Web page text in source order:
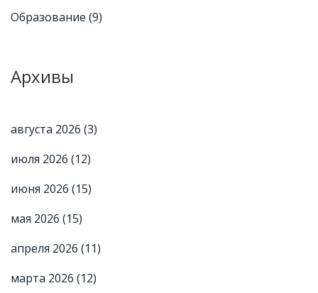
Образование (9)
Архивы
августа 2026 (3)
июля 2026 (12)
июня 2026 (15)
мая 2026 (15)
апреля 2026 (11)
марта 2026 (12)